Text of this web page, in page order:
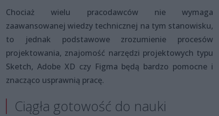
Chociaż wielu pracodawców nie wymaga
zaawansowanej wiedzy technicznej na tym stanowisku,
to jednak podstawowe zrozumienie procesów
projektowania, znajomość narzędzi projektowych typu
Sketch, Adobe XD czy Figma będą bardzo pomocne i
znacząco usprawnią pracę.
Ciągła gotowość do nauki